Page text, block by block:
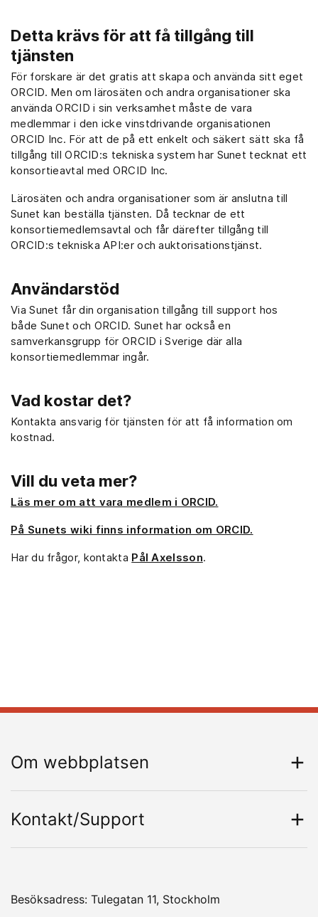
Detta krävs för att få tillgång till
tjänsten
För forskare är det gratis att skapa och använda sitt eget
ORCID. Men om lärosäten och andra organisationer ska
använda ORCID i sin verksamhet måste de vara
medlemmar i den icke vinstdrivande organisationen
ORCID Inc. För att de på ett enkelt och säkert sätt ska få
tillgång till ORCID:s tekniska system har Sunet tecknat ett
konsortieavtal med ORCID Inc.
Lärosäten och andra organisationer som är anslutna till
Sunet kan beställa tjänsten. Då tecknar de ett
konsortiemedlemsavtal och får därefter tillgång till
ORCID:s tekniska API:er och auktorisationstjänst.
Användarstöd
Via Sunet får din organisation tillgång till support hos
både Sunet och ORCID. Sunet har också en
samverkansgrupp för ORCID i Sverige där alla
konsortiemedlemmar ingår.
Vad kostar det?
Kontakta ansvarig för tjänsten för att få information om
kostnad.
Vill du veta mer?
Läs mer om att vara medlem i ORCID.
På Sunets wiki finns information om ORCID.
Har du frågor, kontakta Pål Axelsson.
Om webbplatsen
Kontakt/Support
Besöksadress: Tulegatan 11, Stockholm